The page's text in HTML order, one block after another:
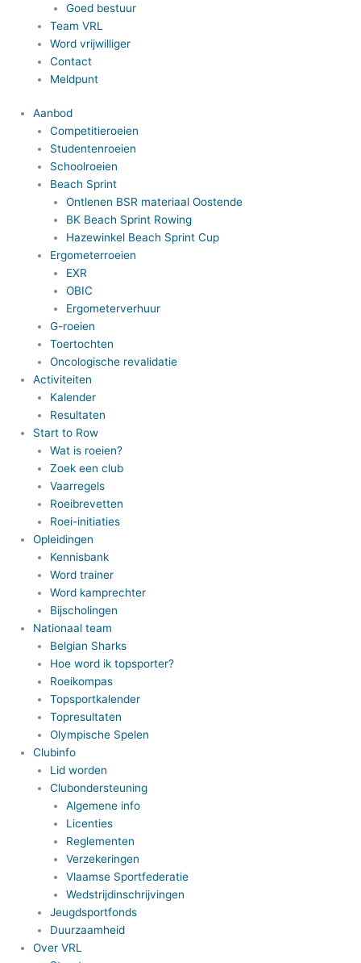
Goed bestuur
Team VRL
Word vrijwilliger
Contact
Meldpunt
Aanbod
Competitieroeien
Studentenroeien
Schoolroeien
Beach Sprint
Ontlenen BSR materiaal Oostende
BK Beach Sprint Rowing
Hazewinkel Beach Sprint Cup
Ergometerroeien
EXR
OBIC
Ergometerverhuur
G-roeien
Toertochten
Oncologische revalidatie
Activiteiten
Kalender
Resultaten
Start to Row
Wat is roeien?
Zoek een club
Vaarregels
Roeibrevetten
Roei-initiaties
Opleidingen
Kennisbank
Word trainer
Word kamprechter
Bijscholingen
Nationaal team
Belgian Sharks
Hoe word ik topsporter?
Roeikompas
Topsportkalender
Topresultaten
Olympische Spelen
Clubinfo
Lid worden
Clubondersteuning
Algemene info
Licenties
Reglementen
Verzekeringen
Vlaamse Sportfederatie
Wedstrijdinschrijvingen
Jeugdsportfonds
Duurzaamheid
Over VRL